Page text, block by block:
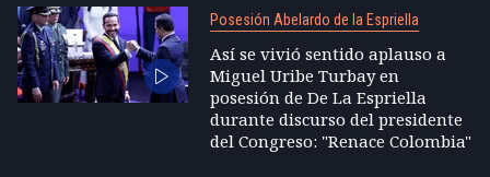
Posesión Abelardo de la Espriella
Así se vivió sentido aplauso a
Miguel Uribe Turbay en
posesión de De La Espriella
durante discurso del presidente
del Congreso: "Renace Colombia"